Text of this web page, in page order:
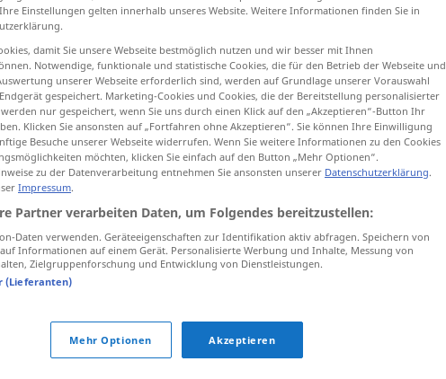
Einstellungen gelten innerhalb unseres Website. Weitere Informationen finden Sie in
damit Sie unsere Webseite bestmöglich nutzen und wir besser mit Ihnen
Notwendige, funktionale und statistische Cookies, die für den Betrieb der Webseite und
unserer Webseite erforderlich sind, werden auf Grundlage unserer Vorauswahl
gespeichert. Marketing-Cookies und Cookies, die der Bereitstellung personalisierter
nur gespeichert, wenn Sie uns durch einen Klick auf den „Akzeptieren“-Button Ihr
Klicken Sie ansonsten auf „Fortfahren ohne Akzeptieren“. Sie können Ihre Einwilligung
Besuche unserer Webseite widerrufen. Wenn Sie weitere Informationen zu den Cookies
möchten, klicken Sie einfach auf den Button „Mehr Optionen“.
zu der Datenverarbeitung entnehmen Sie ansonsten unserer Datenschutzerklärung.
Impressum.
Partner verarbeiten Daten, um Folgendes bereitzustellen:
Daten verwenden. Geräteeigenschaften zur Identifikation aktiv abfragen. Speichern von
Informationen auf einem Gerät. Personalisierte Werbung und Inhalte, Messung von
Zielgruppenforschung und Entwicklung von Dienstleistungen.
(Lieferanten)
Mehr Optionen Akzeptieren